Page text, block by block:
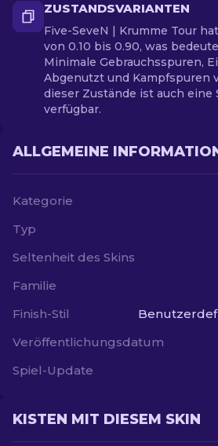
ZUSTANDSVARIANTEN
Five-SeveN | Krumme Tour
von 0.10 bis 0.90, was
Minimale Gebrauchsspuren,
Abgenutzt und Kampfspuren
dieser Zustände ist auch eine
verfügbar.
ALLGEMEINE
Kategorie
Typ
Seltenheit des Skins
Familie
Finish-Stil
Veröffentlichungsdatum
Spiel-Update
KISTEN MIT DIESEM SKIN